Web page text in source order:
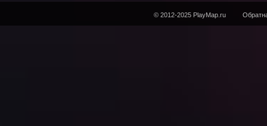
© 2012-2025 PlayMap.ru